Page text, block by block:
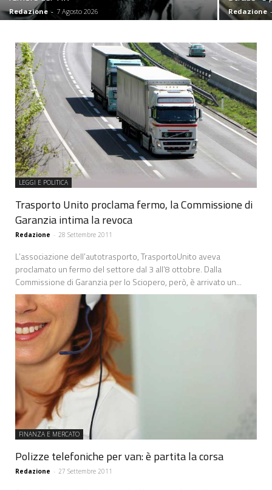
Redazione - 7 Agosto 2026 Redazione
LEGGI E POLITICA
Trasporto Unito proclama fermo, la Commissione di
Garanzia intima la revoca
Redazione - 28 Settembre 2011
L’associazione dell’autotrasporto, TrasportoUnito aveva
proclamato un fermo del settore dal 3 all’8 ottobre. Dalla
Commissione di Garanzia per lo Sciopero, però, è arrivato un...
FINANZA E MERCATO
Polizze telefoniche per van: è partita la corsa
Redazione - 27 Settembre 2011